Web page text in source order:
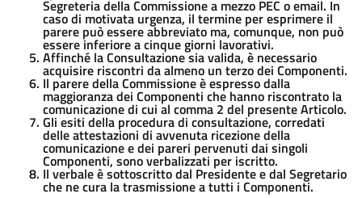
Segreteria della Commissione a mezzo PEC o email. In
caso di motivata urgenza, il termine per esprimere il
parere può essere abbreviato ma, comunque, non può
essere inferiore a cinque giorni lavorativi.
Affinché la Consultazione sia valida, è necessario
acquisire riscontri da almeno un terzo dei Componenti.
Il parere della Commissione è espresso dalla
maggioranza dei Componenti che hanno riscontrato la
comunicazione di cui al comma 2 del presente Articolo.
Gli esiti della procedura di consultazione, corredati
delle attestazioni di avvenuta ricezione della
comunicazione e dei pareri pervenuti dai singoli
Componenti, sono verbalizzati per iscritto.
Il verbale è sottoscritto dal Presidente e dal Segretario
che ne cura la trasmissione a tutti i Componenti.